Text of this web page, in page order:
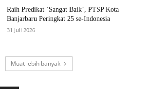
Raih Predikat ‘Sangat Baik’, PTSP Kota
Banjarbaru Peringkat 25 se-Indonesia
31 Juli 2026
Muat lebih banyak